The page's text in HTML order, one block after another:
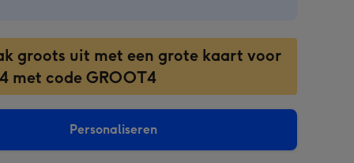
groots uit met een grote kaart voor
met code GROOT4
Personaliseren